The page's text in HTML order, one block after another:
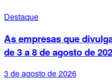
Destaque
As empresas que
de 3 a 8 de agosto de
3 de agosto de 2026